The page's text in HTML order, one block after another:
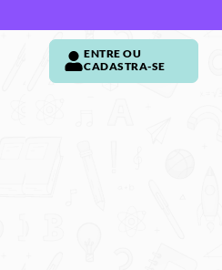
ENTRE OU
CADASTRA-SE